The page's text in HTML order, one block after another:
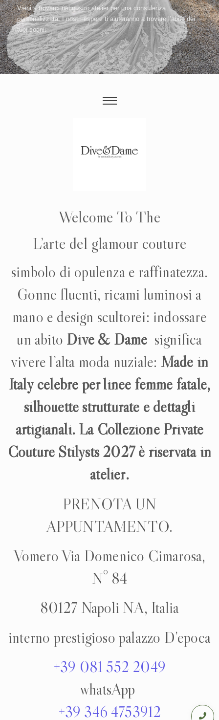
Vieni a trovarci nel nostro atelier per una consulenza
personalizzata. I nostri esperti ti aiuteranno a trovare l’abito dei
tuoi sogni.
Welcome To The
L’arte del glamour couture
simbolo di opulenza e raffinatezza.
Gonne fluenti, ricami luminosi a
mano e design scultorei: indossare
un abito Dive & Dame significa
vivere l’alta moda nuziale: Made in
Italy celebre per linee femme fatale,
silhouette strutturate e dettagli
artigianali. La Collezione Private
Couture Stilysts 2027 è riservata in
atelier.
PRENOTA UN
APPUNTAMENTO.
Vomero Via Domenico Cimarosa,
N° 84
80127 Napoli NA, Italia
interno prestigioso palazzo D’epoca
+39 081 552 2049
whatsApp
+39 346 4753912